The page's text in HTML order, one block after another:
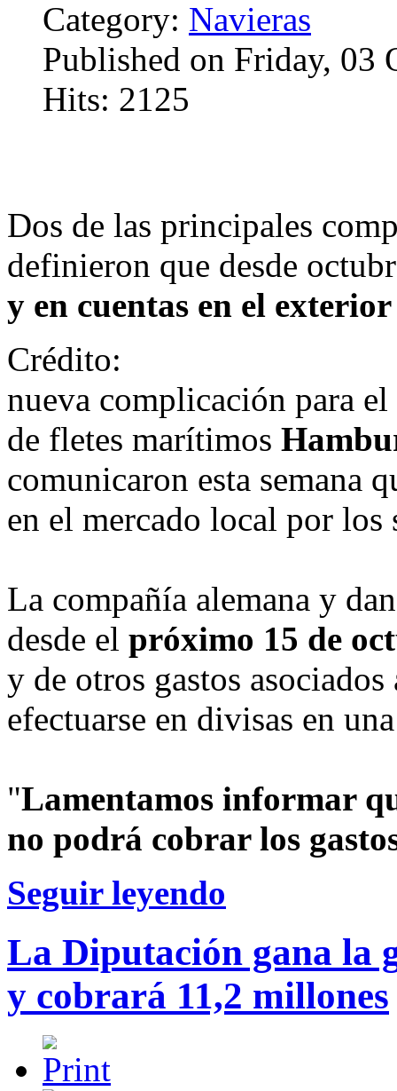
Category: Navieras
Published on Friday, 03
Hits: 2125
Dos de las principales
definieron que desde
y en cuentas en el exterior
Crédito:
nueva complicación para
de fletes marítimos
comunicaron esta semana
en el mercado local por los
La compañía alemana y
desde el próximo 15 de
y de otros gastos
efectuarse en divisas en
"Lamentamos informar
no podrá cobrar los
Seguir leyendo
La Diputación gana la
y cobrará 11,2 millones